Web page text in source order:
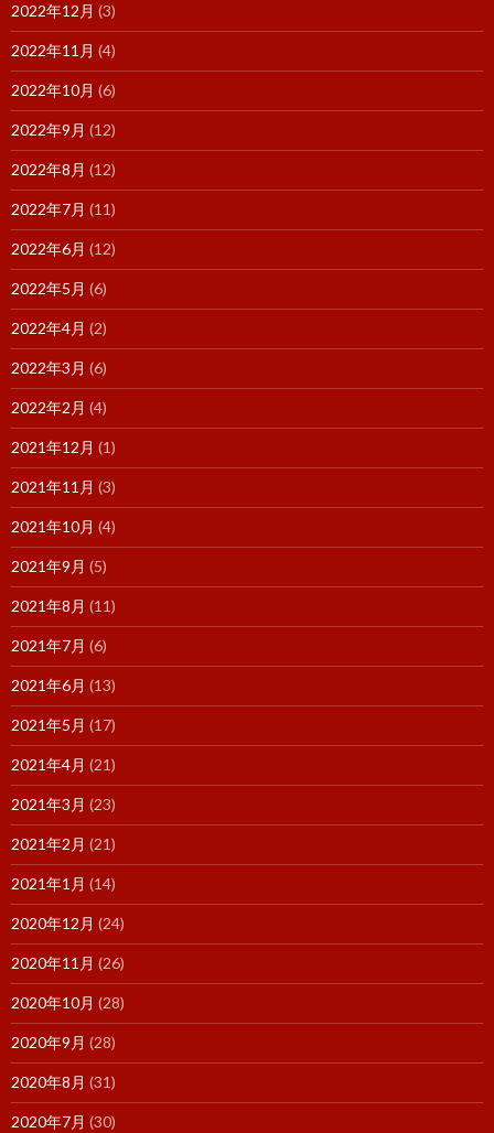
2022年12月 (3)
2022年11月 (4)
2022年10月 (6)
2022年9月 (12)
2022年8月 (12)
2022年7月 (11)
2022年6月 (12)
2022年5月 (6)
2022年4月 (2)
2022年3月 (6)
2022年2月 (4)
2021年12月 (1)
2021年11月 (3)
2021年10月 (4)
2021年9月 (5)
2021年8月 (11)
2021年7月 (6)
2021年6月 (13)
2021年5月 (17)
2021年4月 (21)
2021年3月 (23)
2021年2月 (21)
2021年1月 (14)
2020年12月 (24)
2020年11月 (26)
2020年10月 (28)
2020年9月 (28)
2020年8月 (31)
2020年7月 (30)